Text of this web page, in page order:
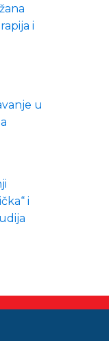
i
u
i